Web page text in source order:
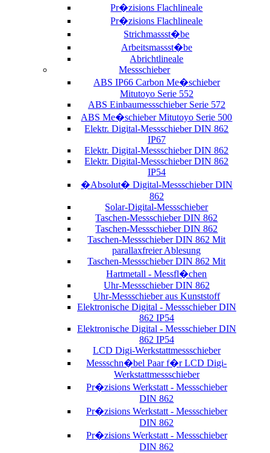
Pr�zisions Flachlineale
Pr�zisions Flachlineale
Strichmassst�be
Arbeitsmassst�be
Abrichtlineale
Messschieber
ABS IP66 Carbon Me�schieber
Mitutoyo Serie 552
ABS Einbaumessschieber Serie 572
ABS Me�schieber Mitutoyo Serie 500
Elektr. Digital-Messschieber DIN 862
IP67
Elektr. Digital-Messschieber DIN 862
Elektr. Digital-Messschieber DIN 862
IP54
�Absolut� Digital-Messschieber DIN
862
Solar-Digital-Messschieber
Taschen-Messschieber DIN 862
Taschen-Messschieber DIN 862
Taschen-Messschieber DIN 862 Mit
parallaxfreier Ablesung
Taschen-Messschieber DIN 862 Mit
Hartmetall - Messfl�chen
Uhr-Messschieber DIN 862
Uhr-Messschieber aus Kunststoff
Elektronische Digital - Messschieber DIN
862 IP54
Elektronische Digital - Messschieber DIN
862 IP54
LCD Digi-Werkstattmessschieber
Messschn�bel Paar f�r LCD Digi-
Werkstattmessschieber
Pr�zisions Werkstatt - Messschieber
DIN 862
Pr�zisions Werkstatt - Messschieber
DIN 862
Pr�zisions Werkstatt - Messschieber
DIN 862